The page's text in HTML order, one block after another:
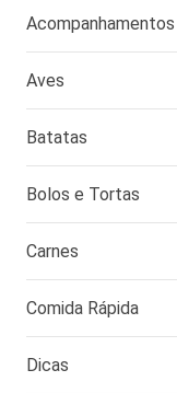
Acompanhamentos
Aves
Batatas
Bolos e Tortas
Carnes
Comida Rápida
Dicas